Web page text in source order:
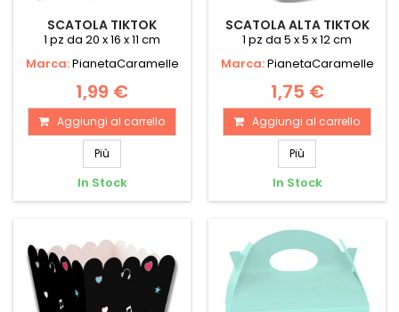
SCATOLA TIKTOK
1 pz da 20 x 16 x 11 cm
Marca:PianetaCaramelle
1,99 €
Aggiungi al carrello
Più
In Stock
SCATOLA ALTA TIKTOK
1 pz da 5 x 5 x 12 cm
Marca:PianetaCaramelle
1,75 €
Aggiungi al carrello
Più
In Stock